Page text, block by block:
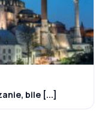
bile [...]